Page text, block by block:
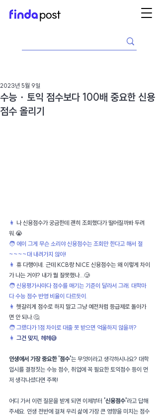
수능・토익 점수보다 100배 중요한 신용
점수 올리기
2023년 5월 9일
👩 나 신용점수가 궁금한데 괜히 조회했다가 떨어질까봐 두려
워.😭
🧑 에이 그게 무슨 소리야 신용점수는 조회만 한다고 해서 절
~~~~대 내려가지 않아!
👩 휴 다행이네. 근데 KCB랑 NICE 신용점수는 왜 이렇게 차이
가 나는 거야? 내가 뭘 잘못했나...🥲
🧑 신용평가사마다 점수를 매기는 기준이 달라서 그래. 대학마
다 수능 점수 반영 비율이 다르듯이.
👩 헷갈리게 점수로 하지 말고 그냥 예전처럼 등급제로 돌아가
면 안 되나.🤔
🧑 그랬다가 1점 차이로 대출 못 받으면 억울하지 않을까?
👩 그건 맞지, 헤헤😅
인생에서 가장 중요한 '점수'는 무엇이라고 생각하시나요? 대학
입시를 결정짓는 수능 점수, 취업에 꼭 필요한 토익점수 등이 먼
저 생각나셨다면 주목!
어디 가서 이런 질문을 받게 되면 이제부터 '신용점수'라고 답해
주세요. 인생 전반에 걸쳐 우리 삶에 가장 큰 영향을 미치는 점수